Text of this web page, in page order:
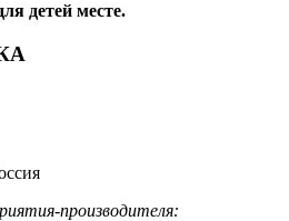
детей месте.
производителя: